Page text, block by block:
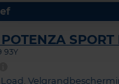
SPORT
93Y